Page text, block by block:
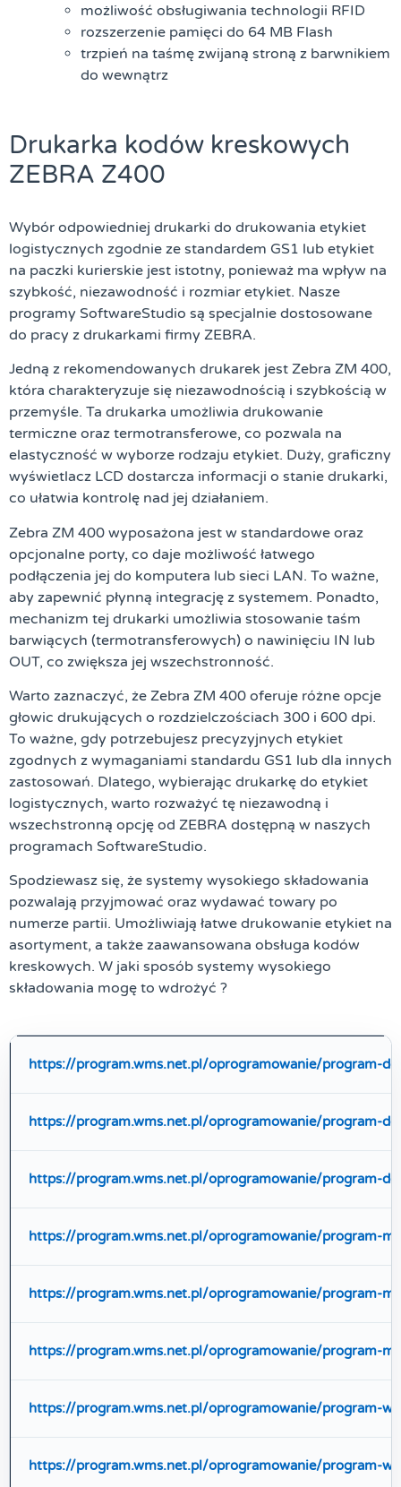
możliwość obsługiwania technologii RFID
rozszerzenie pamięci do 64 MB Flash
trzpień na taśmę zwijaną stroną z barwnikiem
do wewnątrz
Drukarka kodów kreskowych
ZEBRA Z400
Wybór odpowiedniej drukarki do drukowania etykiet
logistycznych zgodnie ze standardem GS1 lub etykiet
na paczki kurierskie jest istotny, ponieważ ma wpływ na
szybkość, niezawodność i rozmiar etykiet. Nasze
programy SoftwareStudio są specjalnie dostosowane
do pracy z drukarkami firmy ZEBRA.
Jedną z rekomendowanych drukarek jest Zebra ZM 400,
która charakteryzuje się niezawodnością i szybkością w
przemyśle. Ta drukarka umożliwia drukowanie
termiczne oraz termotransferowe, co pozwala na
elastyczność w wyborze rodzaju etykiet. Duży, graficzny
wyświetlacz LCD dostarcza informacji o stanie drukarki,
co ułatwia kontrolę nad jej działaniem.
Zebra ZM 400 wyposażona jest w standardowe oraz
opcjonalne porty, co daje możliwość łatwego
podłączenia jej do komputera lub sieci LAN. To ważne,
aby zapewnić płynną integrację z systemem. Ponadto,
mechanizm tej drukarki umożliwia stosowanie taśm
barwiących (termotransferowych) o nawinięciu IN lub
OUT, co zwiększa jej wszechstronność.
Warto zaznaczyć, że Zebra ZM 400 oferuje różne opcje
głowic drukujących o rozdzielczościach 300 i 600 dpi.
To ważne, gdy potrzebujesz precyzyjnych etykiet
zgodnych z wymaganiami standardu GS1 lub dla innych
zastosowań. Dlatego, wybierając drukarkę do etykiet
logistycznych, warto rozważyć tę niezawodną i
wszechstronną opcję od ZEBRA dostępną w naszych
programach SoftwareStudio.
Spodziewasz się, że systemy wysokiego składowania
pozwalają przyjmować oraz wydawać towary po
numerze partii. Umożliwiają łatwe drukowanie etykiet na
asortyment, a także zaawansowana obsługa kodów
kreskowych. W jaki sposób systemy wysokiego
składowania mogę to wdrożyć ?
https://program.wms.net.pl/oprogramowanie/program-
https://program.wms.net.pl/oprogramowanie/program-
https://program.wms.net.pl/oprogramowanie/program-
https://program.wms.net.pl/oprogramowanie/program-
https://program.wms.net.pl/oprogramowanie/program-
https://program.wms.net.pl/oprogramowanie/program-
https://program.wms.net.pl/oprogramowanie/program-
https://program.wms.net.pl/oprogramowanie/program-